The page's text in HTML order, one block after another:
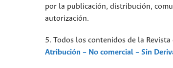
por la publicación, distribución,
autorización.
5. Todos los contenidos de la
Atribución – No comercial – Sin